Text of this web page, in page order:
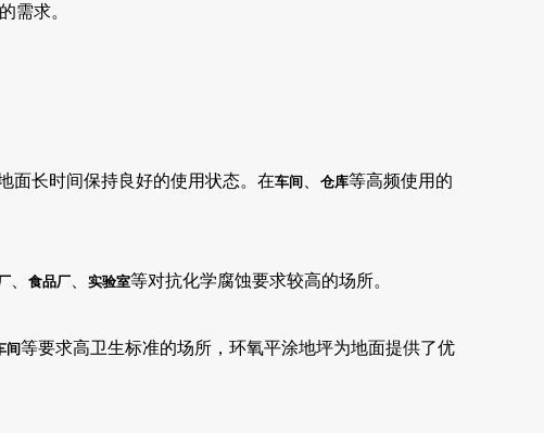
需求。
面长时间保持良好的使用状态。在车间 仓库等高频使用的
食品厂 实验室等对抗化学腐蚀要求较高的场所。
间等要求高卫生标准的场所，环氧平涂地坪为地面提供了优